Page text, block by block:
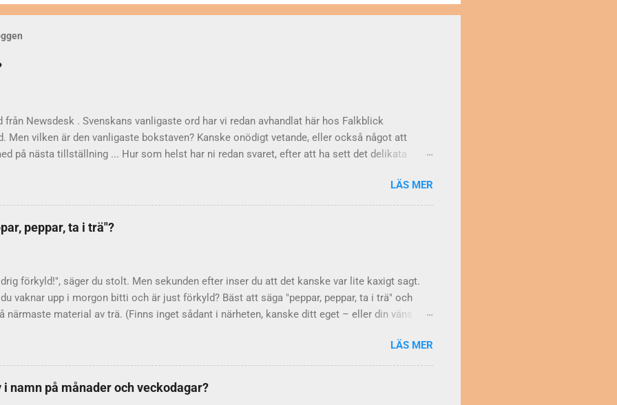
från Newsdesk . Svenskans vanligaste ord har vi redan avhandlat här hos Falkblick
Men vilken är den vanligaste bokstaven? Kanske onödigt vetande, eller också något att
på nästa tillställning ... Hur som helst har ni redan svaret, efter att ha sett det delikata
från 1965. Resultatet publicerades sedan i Nusvensk ordbok I–IV och i Tiotusen i topp
problem var att versaler och gemener (alltså stora och små varianter av samma bokstav)
som separata enheter. Vad det här betyder för statistiken vet man tyvärr inte. När det
LÄS MER
peppar, ta i trä"?
förkyld!", säger du stolt. Men sekunden efter inser du att det kanske var lite kaxigt sagt.
vaknar upp i morgon bitti och är just förkyld? Bäst att säga "peppar, peppar, ta i trä" och
närmaste material av trä. (Finns inget sådant i närheten, kanske ditt eget – eller din väns –
kryddor på sin lycka, så att den inte ska locka till sig onda makter. Sedan urminnes tider
föreställt sig att det finns illvilliga makter, som vill sätta stopp för lycka och
Genom att utföra olika riter vill man gardera sig och förhindra detta. Obehagligt klimat Men
peppar? "Dra dit pepparn växer" var ett uttryck redan på 1700-talet. Troligen syftade man på
LÄS MER
namn på månader och veckodagar?